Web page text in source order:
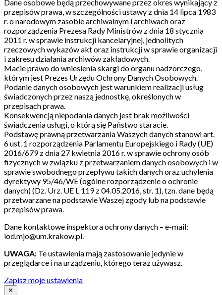
Dane osobowe będą przechowywane przez okres wynikający z
przepisów prawa, w szczególności ustawy z dnia 14 lipca 1983
r. o narodowym zasobie archiwalnym i archiwach oraz
rozporządzenia Prezesa Rady Ministrów z dnia 18 stycznia
2011 r. w sprawie instrukcji kancelaryjnej, jednolitych
rzeczowych wykazów akt oraz instrukcji w sprawie organizacji
i zakresu działania archiwów zakładowych.
Macie prawo do wniesienia skargi do organu nadzorczego,
którym jest Prezes Urzędu Ochrony Danych Osobowych.
Podanie danych osobowych jest warunkiem realizacji usług
świadczonych przez naszą jednostkę, określonych w
przepisach prawa.
Konsekwencją niepodania danych jest brak możliwości
świadczenia usługi, o którą się Państwo staracie.
Podstawę prawną przetwarzania Waszych danych stanowi art.
6 ust. 1 rozporządzenia Parlamentu Europejskiego i Rady (UE)
2016/679 z dnia 27 kwietnia 2016 r. w sprawie ochrony osób
fizycznych w związku z przetwarzaniem danych osobowych i w
sprawie swobodnego przepływu takich danych oraz uchylenia
dyrektywy 95/46/WE (ogólne rozporządzenie o ochronie
danych) (Dz. Urz. UE L 119 z 04.05.2016, str. 1), tzn. dane będą
przetwarzane na podstawie Waszej zgody lub na podstawie
przepisów prawa.
Dane kontaktowe inspektora ochrony danych – e-mail:
iod.mjo@um.krakow.pl.
UWAGA: Te ustawienia mają zastosowanie jedynie w
przeglądarce i na urządzeniu, którego teraz używasz.
Zapisz moje ustawienia
✕